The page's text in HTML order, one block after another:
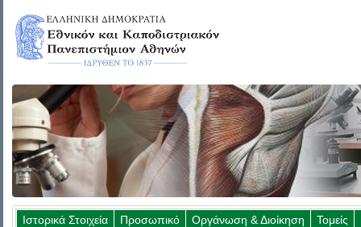
Ιστορικά Στοιχεία Προσωπικό Οργάνωση & Διοίκηση Τομείς